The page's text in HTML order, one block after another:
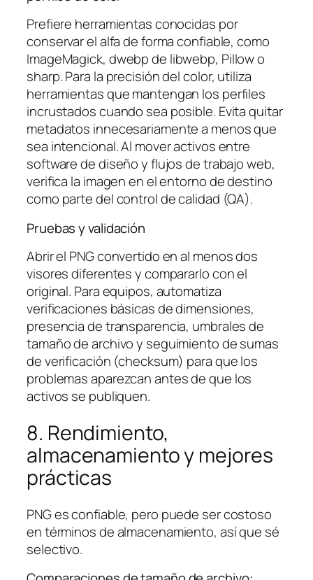
Prefiere herramientas conocidas por
conservar el alfa de forma confiable, como
ImageMagick, dwebp de libwebp, Pillow o
sharp. Para la precisión del color, utiliza
herramientas que mantengan los perfiles
incrustados cuando sea posible. Evita quitar
metadatos innecesariamente a menos que
sea intencional. Al mover activos entre
software de diseño y flujos de trabajo web,
verifica la imagen en el entorno de destino
como parte del control de calidad (QA).
Pruebas y validación
Abrir el PNG convertido en al menos dos
visores diferentes y compararlo con el
original. Para equipos, automatiza
verificaciones básicas de dimensiones,
presencia de transparencia, umbrales de
tamaño de archivo y seguimiento de sumas
de verificación (checksum) para que los
problemas aparezcan antes de que los
activos se publiquen.
8. Rendimiento,
almacenamiento y mejores
prácticas
PNG es confiable, pero puede ser costoso
en términos de almacenamiento, así que sé
selectivo.